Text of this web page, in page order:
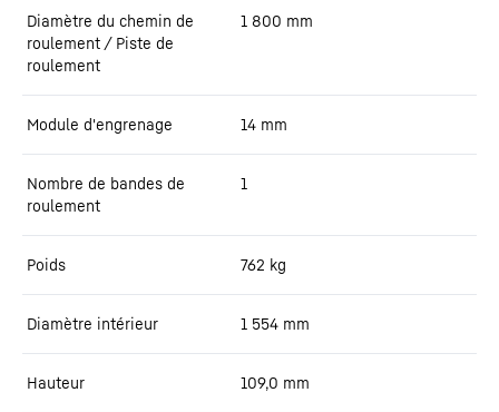
Diamètre du chemin de
roulement / Piste de
roulement
1 800 mm
Module d'engrenage 14 mm
Nombre de bandes de
roulement
1
Poids 762 kg
Diamètre intérieur 1 554 mm
Hauteur 109,0 mm